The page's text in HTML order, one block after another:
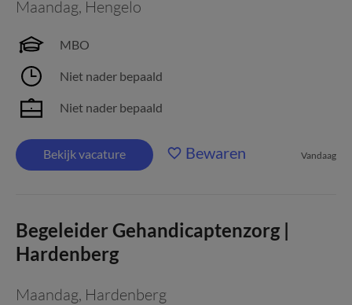
Maandag, Hengelo
MBO
Niet nader bepaald
Niet nader bepaald
Bekijk vacature Bewaren Vandaag
Begeleider Gehandicaptenzorg |
Hardenberg
Maandag, Hardenberg